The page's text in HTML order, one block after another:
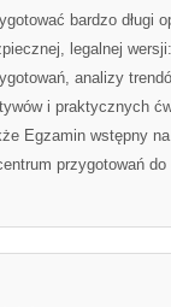
bardzo długi
legalnej
analizy
i praktycznych
Egzamin wstępny
przygotowań